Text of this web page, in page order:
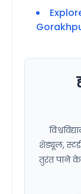
शेड्यूल,
तुरंत पाने